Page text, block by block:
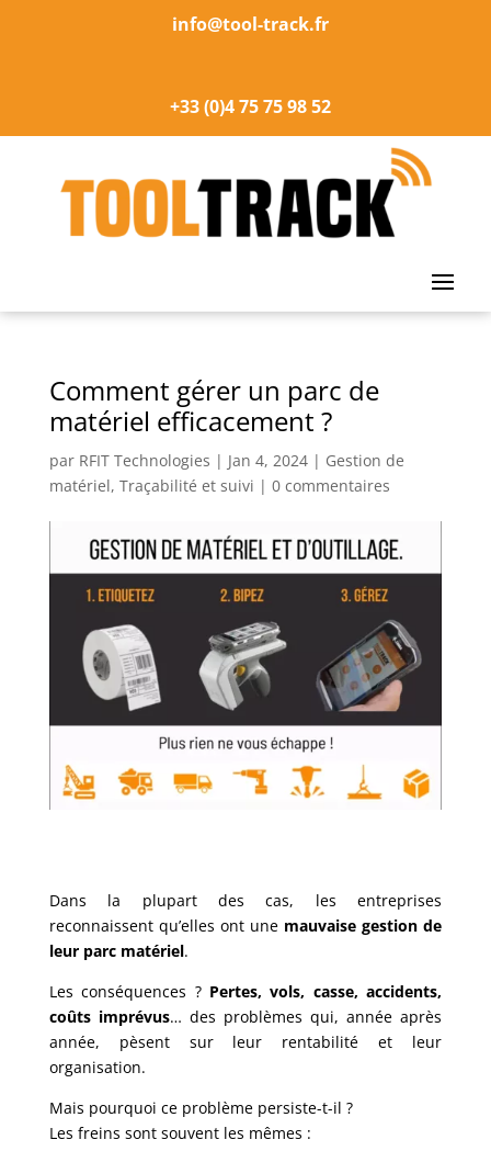
info@tool-track.fr
+33 (0)4 75 75 98 52
Comment gérer un parc de
matériel efficacement ?
par RFIT Technologies | Jan 4, 2024| Gestion de
matériel, Traçabilité et suivi | 0 commentaires
Dans la plupart des cas, les entreprises
reconnaissent qu’elles ont une mauvaise gestion de
leur parc matériel.
Les conséquences ? Pertes, vols, casse, accidents,
coûts imprévus… des problèmes qui, année après
année, pèsent sur leur rentabilité et leur
organisation.
Mais pourquoi ce problème persiste-t-il ?
Les freins sont souvent les mêmes :